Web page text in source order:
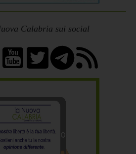
Calabria sui social